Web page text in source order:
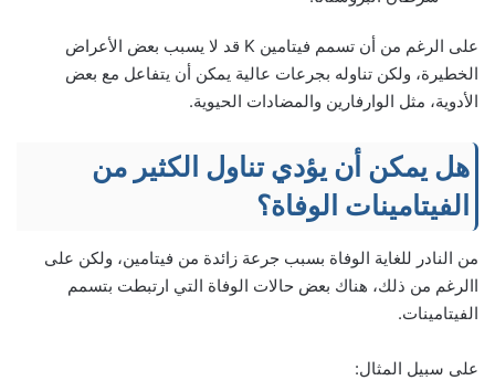
على الرغم من أن تسمم فيتامين K قد لا يسبب بعض الأعراض
الخطيرة، ولكن تناوله بجرعات عالية يمكن أن يتفاعل مع بعض
الأدوية، مثل الوارفارين والمضادات الحيوية.
هل يمكن أن يؤدي تناول الكثير من
الفيتامينات الوفاة؟
من النادر للغاية الوفاة بسبب جرعة زائدة من فيتامين، ولكن على
االرغم من ذلك، هناك بعض حالات الوفاة التي ارتبطت بتسمم
الفيتامينات.
على سبيل المثال: